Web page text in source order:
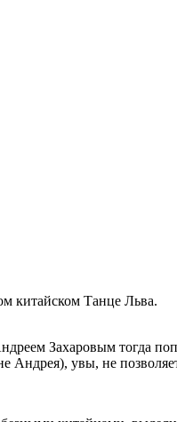
китайском Танце Льва.
Захаровым тогда
Андрея), увы, не